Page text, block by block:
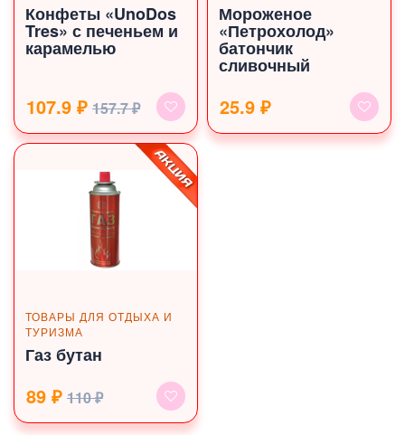
Конфеты «UnoDos
Tres» с печеньем и
карамелью
107.9 ₽ 157.7 ₽
Мороженое
«Петрохолод»
батончик
сливочный
25.9 ₽
ТОВАРЫ ДЛЯ ОТДЫХА И
ТУРИЗМА
Газ бутан
89 ₽ 110 ₽